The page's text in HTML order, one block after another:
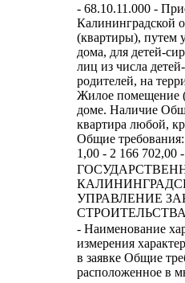
- 68.10.11.000 -
Калининградской
(квартиры), путем
дома, для детей-
лиц из числа
родителей, на
Жилое помещение
доме. Наличие
квартира любой,
Общие
1,00 - 2 166 702,00
УПРАВЛЕНИЕ
- Наименование характеристики Значение характеристики Единица измерения характеристики Инструкция по заполнению характеристик в заявке Общие требования: Жилое помещение (квартира), расположенное в многоквартирном доме. Наличие Значение характеристики не может изменяться участником закупки Общие требования: Этаж, на котором располагается квартира любой, кроме подвального, цокольного и мансардного Значение характеристики не может изменяться участником закупки Общие требования: Общая площадь квартиры ? 36.28 Квадратный метр Участник закупки указывает в заявке конкретное значение характеристики Общие требования: Количество жилых комнат 1 Штука Значение характеристики не может изменяться участником закупки Общие требования: Жилое помещение (квартира) подключено к инженерным коммуникациям: электроснабжение, водоснабжение, водоотведение, канализация. Наличие Значение характеристики не может изменяться участником закупки Общие требования: Жилое помещение (квартира) подключено к инженерным коммуникациям 1. Газоснабжения, с зарегистрированным, установленным и подключенным индивидуальным прибором учета газоснабжения, который находится в рабочем состоянии. Участник закупки указывает в заявке одно или несколько значений характеристики 2. Теплоснабжения, с зарегистрированным, установленным и подключенным индивидуальным прибором учета используемой тепловой энергии, который находится в рабочем состоянии. 3. Теплоснабжения: - с зарегистрированным, установленным и подключенным индивидуальным прибором учета используемой тепловой энергии, который находится в рабочем состоянии; - с зарегистрированным, установленным и подключённым индивидуальным прибором учета горячего водоснабжения, который находится в рабочем состоянии. Общие требования: Инженерные коммуникации и санитарно-техническое оборудование подключены к инженерным системам здания, находятся в исправном рабочем состоянии с возможностью эксплуатации без проведения ремонтных работ. Поверхность потолков, стен, пола в жилой комнате, в санузле, помещениях вспомогательного использования, балконе (если проектом многоквартирного дома предусмотрено наличие указанных помещений), лоджии (если проектом многоквартирного дома предусмотрено наличие указанных помещений), кладовке (если проектом многоквартирного дома предусмотрено наличие указанных помещений) – имеет чистовую отделку без повреждений, пятен, вздутий, потертостей, отслоений, не поражены грибком. Место примыкания потолка к стене не имеет вентилируемых пространств и монтажных щелей. Наличие Значение характеристики не может изменяться участником закупки Общие требования: Индивидуальные приборы учета находятся в рабочем состоянии, зарегистрированные, установленные, подключенные к системам: электроснабжения, холодного водоснабжения. Наличие